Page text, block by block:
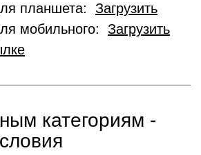
планшета: Загрузить
мобильного: Загрузить
категориям -